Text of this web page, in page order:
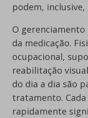
podem, inclusive,
O
da medicação.
ocupacional,
reabilitação
do dia a dia são
tratamento.
rapidamente